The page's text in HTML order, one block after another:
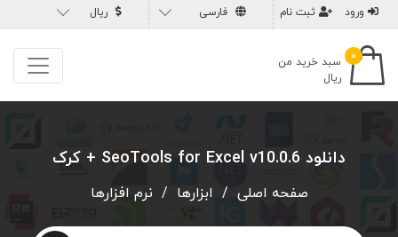
۰
سبد خرید من
ریال